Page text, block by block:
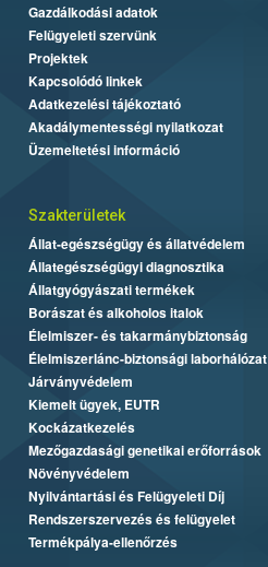
Gazdálkodási adatok
Felügyeleti szervünk
Projektek
Kapcsolódó linkek
Adatkezelési tájékoztató
Akadálymentességi nyilatkozat
Üzemeltetési információ
Szakterületek
Állat-egészségügy és állatvédelem
Állategészségügyi diagnosztika
Állatgyógyászati termékek
Borászat és alkoholos italok
Élelmiszer- és takarmánybiztonság
Élelmiszerlánc-biztonsági laborhálózat
Járványvédelem
Kiemelt ügyek, EUTR
Kockázatkezelés
Mezőgazdasági genetikai erőforrások
Növényvédelem
Nyilvántartási és Felügyeleti Díj
Rendszerszervezés és felügyelet
Termékpálya-ellenőrzés